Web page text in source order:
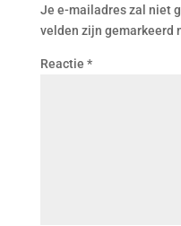
Je e-mailadres zal niet
velden zijn gemarkeerd
Reactie *